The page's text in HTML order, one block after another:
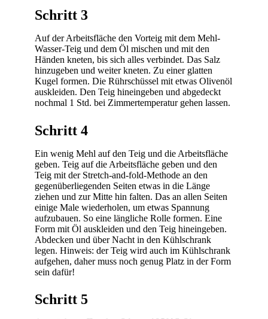
Schritt 3
Auf der Arbeitsfläche den Vorteig mit dem Mehl-
Wasser-Teig und dem Öl mischen und mit den
Händen kneten, bis sich alles verbindet. Das Salz
hinzugeben und weiter kneten. Zu einer glatten
Kugel formen. Die Rührschüssel mit etwas Olivenöl
auskleiden. Den Teig hineingeben und abgedeckt
nochmal 1 Std. bei Zimmertemperatur gehen lassen.
Schritt 4
Ein wenig Mehl auf den Teig und die Arbeitsfläche
geben. Teig auf die Arbeitsfläche geben und den
Teig mit der Stretch-and-fold-Methode an den
gegenüberliegenden Seiten etwas in die Länge
ziehen und zur Mitte hin falten. Das an allen Seiten
einige Male wiederholen, um etwas Spannung
aufzubauen. So eine längliche Rolle formen. Eine
Form mit Öl auskleiden und den Teig hineingeben.
Abdecken und über Nacht in den Kühlschrank
legen. Hinweis: der Teig wird auch im Kühlschrank
aufgehen, daher muss noch genug Platz in der Form
sein dafür!
Schritt 5